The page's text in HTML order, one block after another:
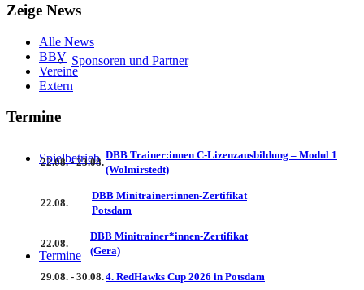
Sponsoren und Partner
Spielbetrieb
Termine
Zeige News
Alle News
BBV
Vereine
Extern
Termine
22.08. - 23.08.
DBB Trainer:innen C-Lizenzausbildung – Modul 1
(Wolmirstedt)
22.08.
DBB Minitrainer:innen-Zertifikat
Potsdam
22.08.
DBB Minitrainer*innen-Zertifikat
(Gera)
29.08. - 30.08.4. RedHawks Cup 2026 in Potsdam